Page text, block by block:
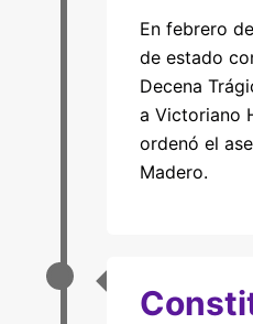
En febrero
de estado
Decena
a Victoriano
ordenó el
Madero.